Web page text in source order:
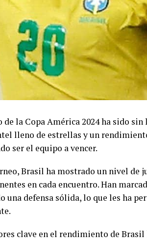
la Copa América 2024 ha sido
lleno de estrellas y un
ser el equipo a vencer.
Brasil ha mostrado un nivel de
en cada encuentro. Han
una defensa sólida, lo que les ha
clave en el rendimiento de Brasil